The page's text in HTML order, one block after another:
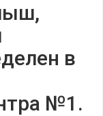
в
№1.